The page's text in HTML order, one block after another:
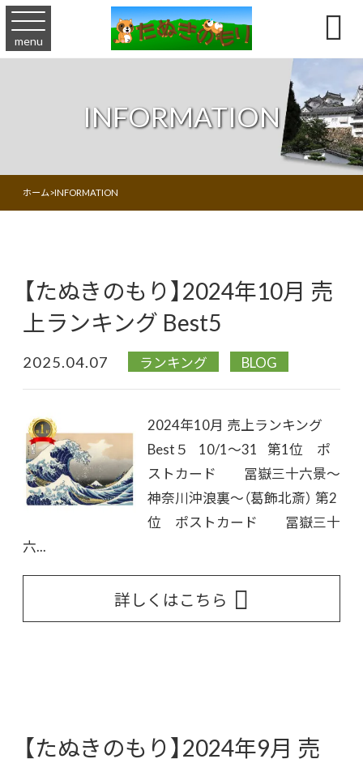
menu 
INFORMATION
ホーム>INFORMATION
【たぬきのもり】2024年10月 売
上ランキング Best5
2025.04.07 ランキング BLOG
2024年10月 売上ランキング
Best５ 10/1～31 第1位 ポ
ストカード 冨嶽三十六景～
神奈川沖浪裏～（葛飾北斎） 第2
位 ポストカード 冨嶽三十
六...
詳しくはこちら
【たぬきのもり】2024年9月 売